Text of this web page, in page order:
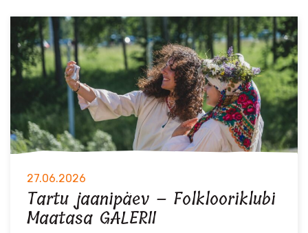
27.06.2026
Tartu jaanipäev – Folklooriklubi
Maatasa GALERII